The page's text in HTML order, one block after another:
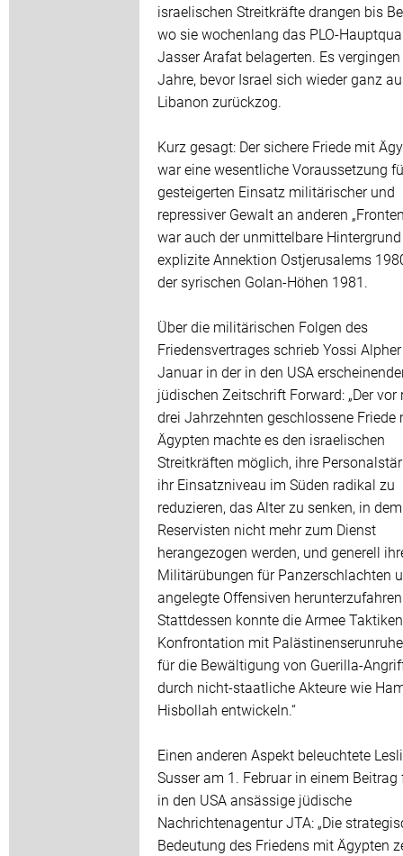
israelischen Streitkräfte drangen bis
wo sie wochenlang das PLO-
Jasser Arafat belagerten. Es
Jahre, bevor Israel sich wieder ganz
Libanon zurückzog.
Kurz gesagt: Der sichere Friede mit
war eine wesentliche Voraussetzung
gesteigerten Einsatz militärischer und
repressiver Gewalt an anderen
war auch der unmittelbare
explizite Annektion Ostjerusalems
der syrischen Golan-Höhen 1981.
Über die militärischen Folgen des
Friedensvertrages schrieb Yossi
Januar in der in den USA
jüdischen Zeitschrift Forward: „Der vor
drei Jahrzehnten geschlossene Friede
Ägypten machte es den israelischen
Streitkräften möglich, ihre
ihr Einsatzniveau im Süden radikal zu
reduzieren, das Alter zu senken, in dem
Reservisten nicht mehr zum Dienst
herangezogen werden, und generell
Militärübungen für Panzerschlachten
angelegte Offensiven
Stattdessen konnte die Armee
Konfrontation mit
für die Bewältigung von Guerilla-
durch nicht-staatliche Akteure wie
Hisbollah entwickeln.“
Einen anderen Aspekt beleuchtete
Susser am 1. Februar in einem Beitrag
in den USA ansässige jüdische
Nachrichtenagentur JTA: „Die
Bedeutung des Friedens mit Ägypten